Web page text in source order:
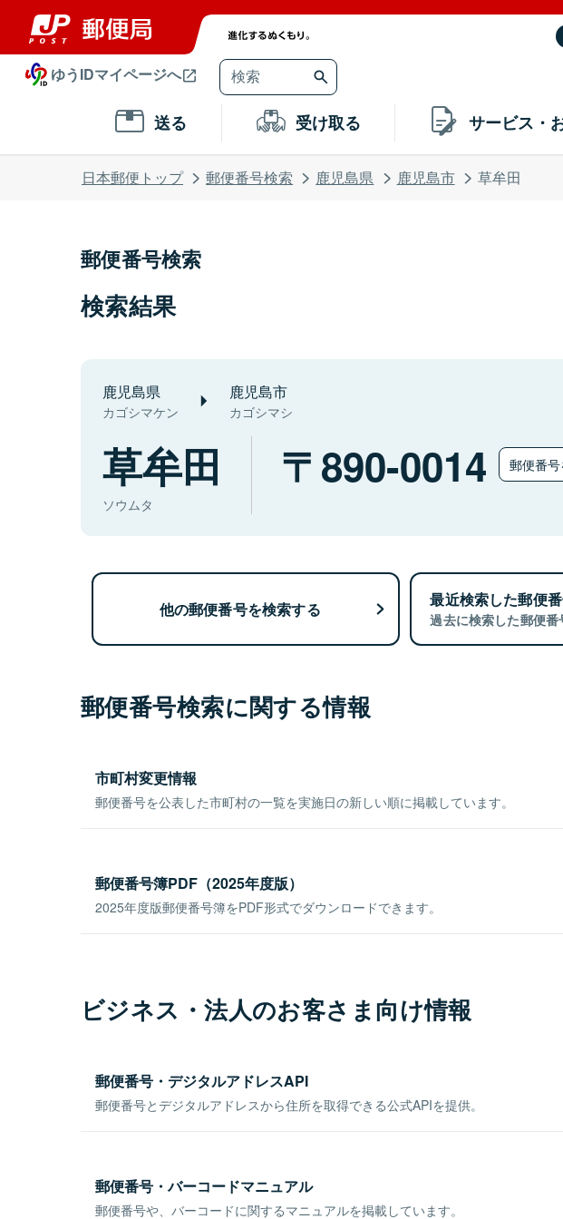
ゆうIDマイページへ
送る 受け取る サービス・
日本郵便トップ 郵便番号検索 鹿児島県 鹿児島市 草牟田
郵便番号検索
検索結果
鹿児島県
カゴシマケン
鹿児島市
カゴシマシ
草牟田
ソウムタ
890-0014 郵便番
他の郵便番号を検索する 最近検索した郵便
過去に検索した郵便番
郵便番号検索に関する情報
市町村変更情報
郵便番号を公表した市町村の一覧を実施日の新しい順に掲載しています。
郵便番号簿PDF（2025年度版）
2025年度版郵便番号簿をPDF形式でダウンロードできます。
ビジネス・法人のお客さま向け情報
郵便番号・デジタルアドレスAPI
郵便番号とデジタルアドレスから住所を取得できる公式APIを提供。
郵便番号・バーコードマニュアル
郵便番号や、バーコードに関するマニュアルを掲載しています。